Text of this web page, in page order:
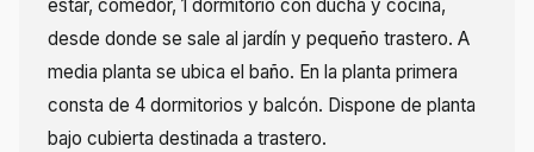
estar, comedor, 1 dormitorio con ducha y cocina,
desde donde se sale al jardín y pequeño trastero. A
media planta se ubica el baño. En la planta primera
consta de 4 dormitorios y balcón. Dispone de planta
bajo cubierta destinada a trastero.